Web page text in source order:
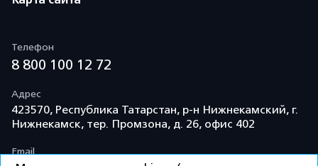
Телефон
8 800 100 12 72
Адрес
423570, Республика Татарстан, р-н Нижнекамский, г.
Нижнекамск, тер. Промзона, д. 26, офис 402
Email